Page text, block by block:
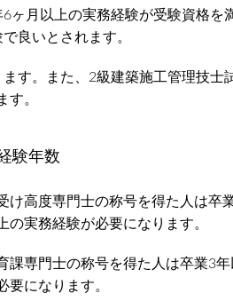
月以上の実務経験が受験資格を
良いとされます。
す。また、2級建築施工管理技士
す。
験年数
高度専門士の称号を得た人は卒
実務経験が必要になります。
課専門士の称号を得た人は卒業3
要になります。